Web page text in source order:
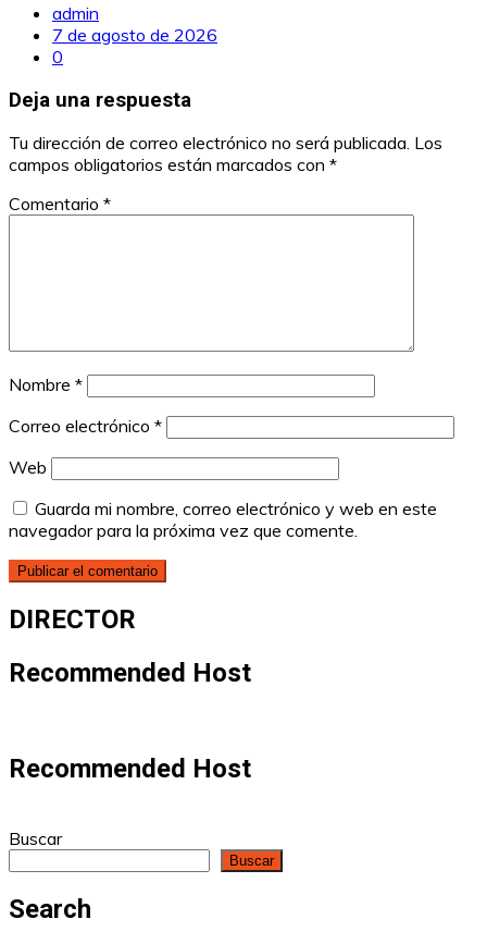
admin
7 de agosto de 2026
0
Deja una respuesta
Tu dirección de correo electrónico no será publicada. Los
campos obligatorios están marcados con *
Comentario *
Nombre *
Correo electrónico *
Web
Guarda mi nombre, correo electrónico y web en este
navegador para la próxima vez que comente.
DIRECTOR
Recommended Host
Recommended Host
Buscar
Buscar
Search